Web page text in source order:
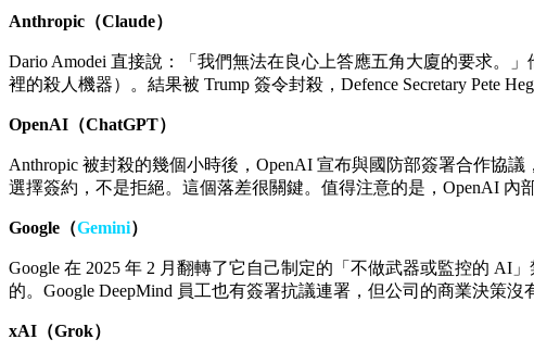
Anthropic（Claude）
Dario Amodei 直接說：「我們無法在良心上答應五角大廈的要求。
裡的殺人機器）。結果被 Trump 簽令封殺，Defence Secretary Pete
OpenAI（ChatGPT）
Anthropic 被封殺的幾個小時後，OpenAI 宣布與國防部簽署合作協
選擇簽約，不是拒絕。這個落差很關鍵。值得注意的是，OpenAI 內
Google（Gemini）
Google 在 2025 年 2 月翻轉了它自己制定的「不做武器或監控的 AI
的。Google DeepMind 員工也有簽署抗議連署，但公司的商業決策沒
xAI（Grok）